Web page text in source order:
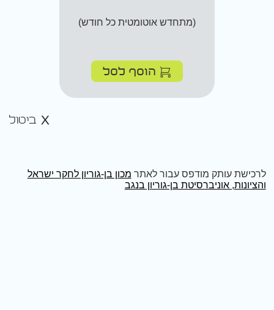
(מתחדש אוטומטית כל חודש)
הוסף לסל
ביטול
לרכישת עותק מודפס עבור לאתר מכון בן-גוריון לחקר ישראל
והציונות, אוניברסיטת בן-גוריון בנגב